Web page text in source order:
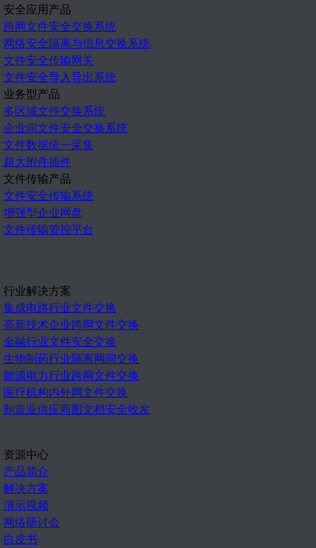
安全应用产品
跨网文件安全交换系统
网络安全隔离与信息交换系统
文件安全传输网关
文件安全导入导出系统
业务型产品
多区域文件交换系统
企业间文件安全交换系统
文件数据统一采集
超大附件插件
文件传输产品
文件安全传输系统
增强型企业网盘
文件传输管控平台
行业解决方案
集成电路行业文件交换
高新技术企业跨网文件交换
金融行业文件安全交换
生物制药行业隔离网间交换
能源电力行业跨网文件交换
医疗机构内外网文件交换
制造业供应商图文档安全收发
资源中心
产品简介
解决方案
演示视频
网络研讨会
白皮书